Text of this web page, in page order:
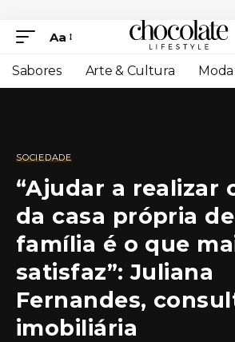
Aa
Sabores Arte & Cultura
SOCIEDADE
“Ajudar a realizar
da casa própria
família é o que
satisfaz”: Juliana
Fernandes,
imobiliária